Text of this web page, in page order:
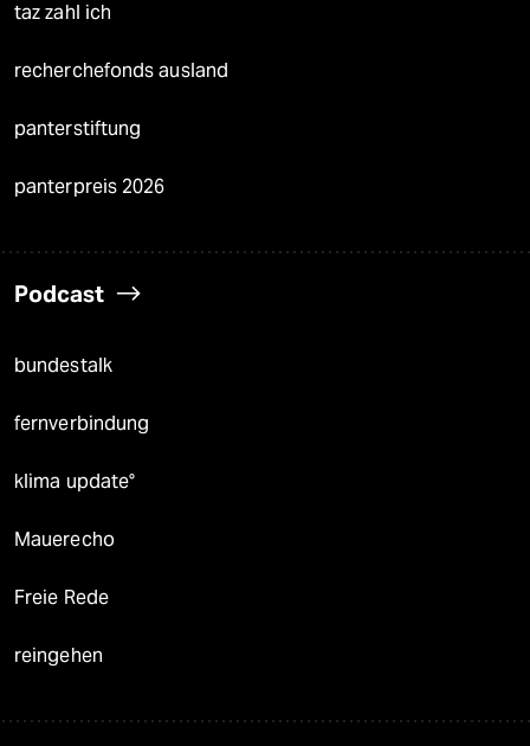
taz zahl ich
recherchefonds ausland
panterstiftung
panterpreis 2026
Podcast
bundestalk
fernverbindung
klima update°
Mauerecho
Freie Rede
reingehen